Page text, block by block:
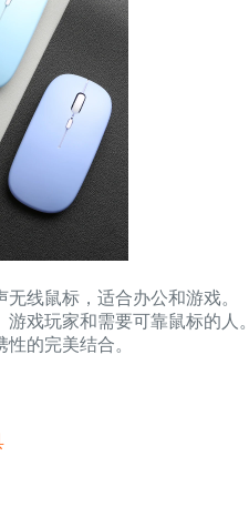
无线鼠标，适合办公和游戏。
游戏玩家和需要可靠鼠标的人。
性的完美结合。